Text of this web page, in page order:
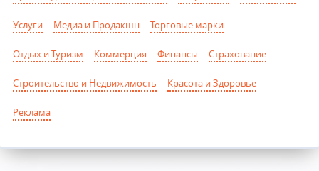
Услуги Медиа и Продакшн Торговые марки
Отдых и Туризм Коммерция Финансы Страхование
Строительство и Недвижимость Красота и Здоровье
Реклама